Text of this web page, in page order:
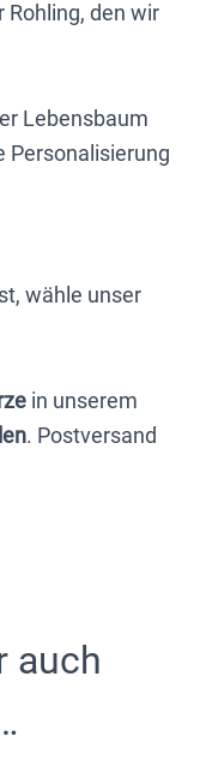
Rohling, den wir
Personalisierung
wähle unser
in unserem
. Postversand
auch